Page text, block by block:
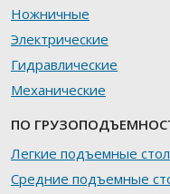
Ножничные
Электрические
Гидравлические
Механические
ПО
Легкие подъемные
Средние подъемные